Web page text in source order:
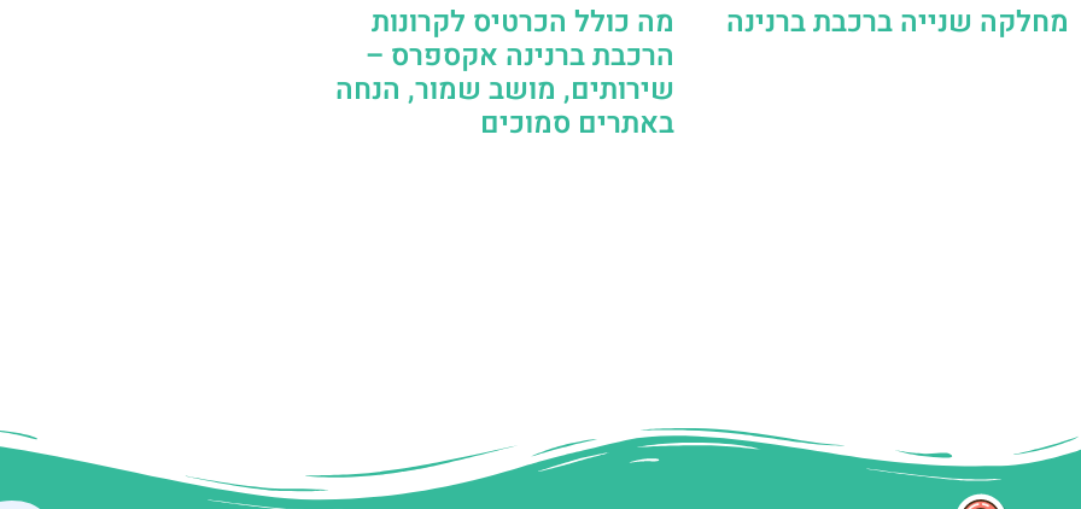
מחלקה שנייה ברכבת ברנינה
מה כולל הכרטיס לקרונות
הרכבת ברנינה אקספרס –
שירותים, מושב שמור, הנחה
באתרים סמוכים